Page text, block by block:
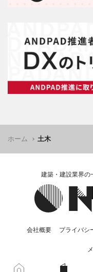
ホーム 土木
建築・建設業界の
会社概要 プライバシ
© 2024